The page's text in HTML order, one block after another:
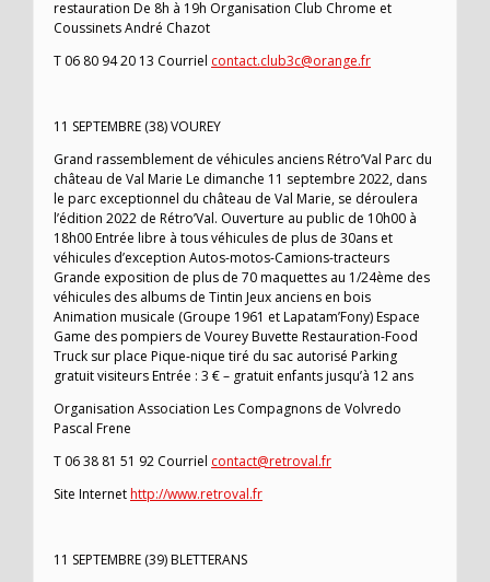
restauration De 8h à 19h Organisation Club Chrome et
Coussinets André Chazot
T 06 80 94 20 13 Courriel contact.club3c@orange.fr
11 SEPTEMBRE (38) VOUREY
Grand rassemblement de véhicules anciens Rétro’Val Parc du
château de Val Marie Le dimanche 11 septembre 2022, dans
le parc exceptionnel du château de Val Marie, se déroulera
l’édition 2022 de Rétro’Val. Ouverture au public de 10h00 à
18h00 Entrée libre à tous véhicules de plus de 30ans et
véhicules d’exception Autos-motos-Camions-tracteurs
Grande exposition de plus de 70 maquettes au 1/24ème des
véhicules des albums de Tintin Jeux anciens en bois
Animation musicale (Groupe 1961 et Lapatam’Fony) Espace
Game des pompiers de Vourey Buvette Restauration-Food
Truck sur place Pique-nique tiré du sac autorisé Parking
gratuit visiteurs Entrée : 3 € – gratuit enfants jusqu’à 12 ans
Organisation Association Les Compagnons de Volvredo
Pascal Frene
T 06 38 81 51 92 Courriel contact@retroval.fr
Site Internethttp://www.retroval.fr
11 SEPTEMBRE (39) BLETTERANS